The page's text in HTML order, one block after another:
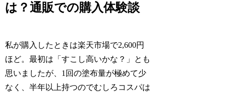
は？通販での購入体験談
私が購入したときは楽天市場で2,600円
ほど。最初は「すこし高いかな？」とも
思いましたが、1回の塗布量が極めて少
なく、半年以上持つのでむしろコスパは